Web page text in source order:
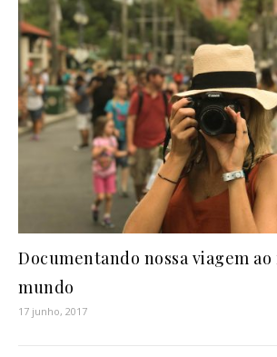
Documentando nossa viagem
mundo
17 junho, 2017